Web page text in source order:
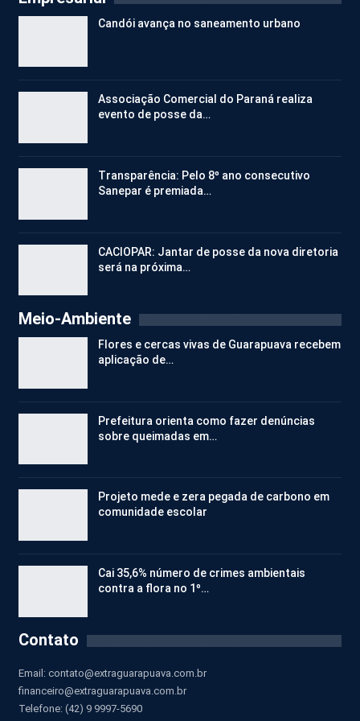
Candói avança no saneamento urbano
Associação Comercial do Paraná realiza
evento de posse da…
Transparência: Pelo 8º ano consecutivo
Sanepar é premiada…
CACIOPAR: Jantar de posse da nova diretoria
será na próxima…
Meio-Ambiente
Flores e cercas vivas de Guarapuava recebem
aplicação de…
Prefeitura orienta como fazer denúncias
sobre queimadas em…
Projeto mede e zera pegada de carbono em
comunidade escolar
Cai 35,6% número de crimes ambientais
contra a flora no 1º…
Contato
Email: contato@extraguarapuava.com.br
financeiro@extraguarapuava.com.br
Telefone: (42) 9 9997-5690